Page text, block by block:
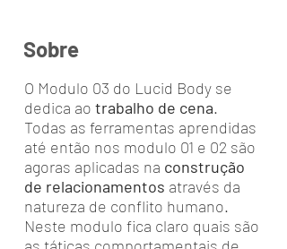
Sobre
O Modulo 03 do Lucid Body se
dedica ao trabalho de cena.
Todas as ferramentas aprendidas
até então nos modulo 01 e 02 são
agoras aplicadas na construção
de relacionamentos através da
natureza de conflito humano.
Neste modulo fica claro quais são